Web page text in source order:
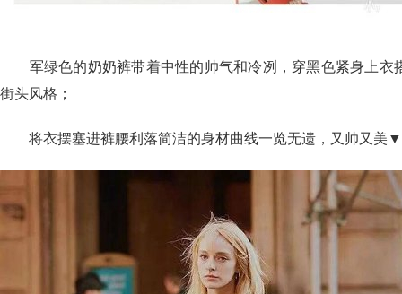
军绿色的奶奶裤带着中性的帅气和冷冽，穿黑色紧身上衣
街头风格；
将衣摆塞进裤腰利落简洁的身材曲线一览无遗，又帅又美▼